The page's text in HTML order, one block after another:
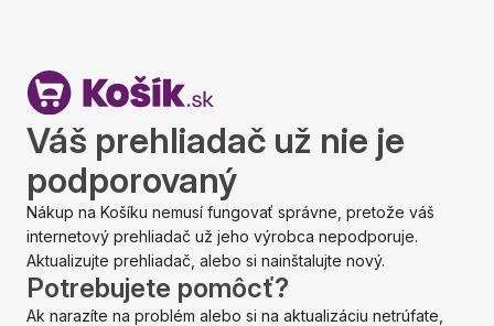
Váš prehliadač už nie je
podporovaný
Nákup na Košíku nemusí fungovať správne, pretože váš
internetový prehliadač už jeho výrobca nepodporuje.
Aktualizujte prehliadač, alebo si nainštalujte nový.
Potrebujete pomôcť?
Ak narazíte na problém alebo si na aktualizáciu netrúfate,